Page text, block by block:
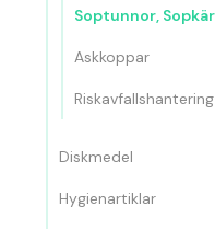
Askkoppar
Riskavfallshantering
Diskmedel
Hygienartiklar